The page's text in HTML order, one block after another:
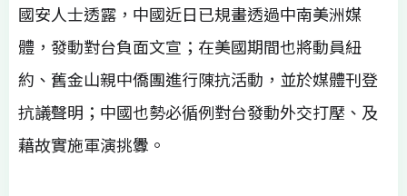
國安人士透露，中國近日已規畫透過中南美洲媒
體，發動對台負面文宣；在美國期間也將動員紐
約、舊金山親中僑團進行陳抗活動，並於媒體刊登
抗議聲明；中國也勢必循例對台發動外交打壓、及
藉故實施軍演挑釁。